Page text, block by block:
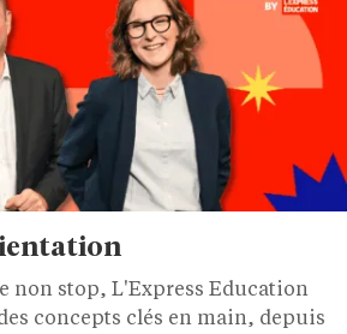
non stop, L'Express Education
concepts clés en main, depuis